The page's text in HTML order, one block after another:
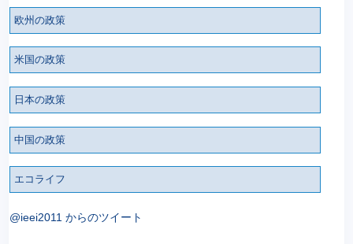
欧州の政策
米国の政策
日本の政策
中国の政策
エコライフ
@ieei2011 からのツイート